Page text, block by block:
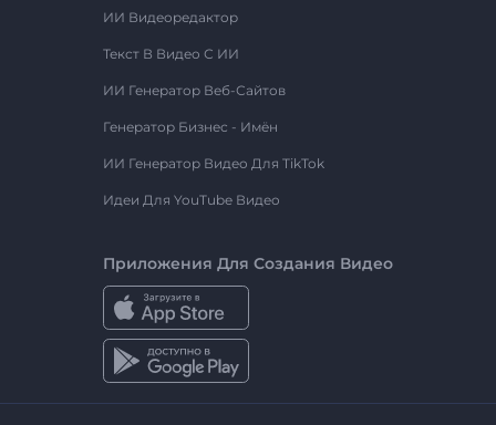
ИИ Видеоредактор
Текст В Видео С ИИ
ИИ Генератор Веб-Сайтов
Генератор Бизнес - Имён
ИИ Генератор Видео Для TikTok
Идеи Для YouTube Видео
Приложения Для Создания Видео